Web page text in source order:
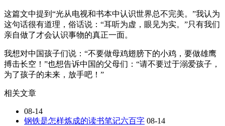
这篇文中提到“光从电视和书本中认识世界总不完美。”我认为
这句话很有道理，俗话说：“耳听为虚，眼见为实。”只有我们
亲自做了才会认识事物的真正一面。
我想对中国孩子们说：“不要做母鸡翅膀下的小鸡，要做雄鹰
搏击长空！”也想告诉中国的父母们：“请不要过于溺爱孩子，
为了孩子的未来，放手吧！”
相关文章
08-14
钢铁是怎样炼成的读书笔记六百字 08-14